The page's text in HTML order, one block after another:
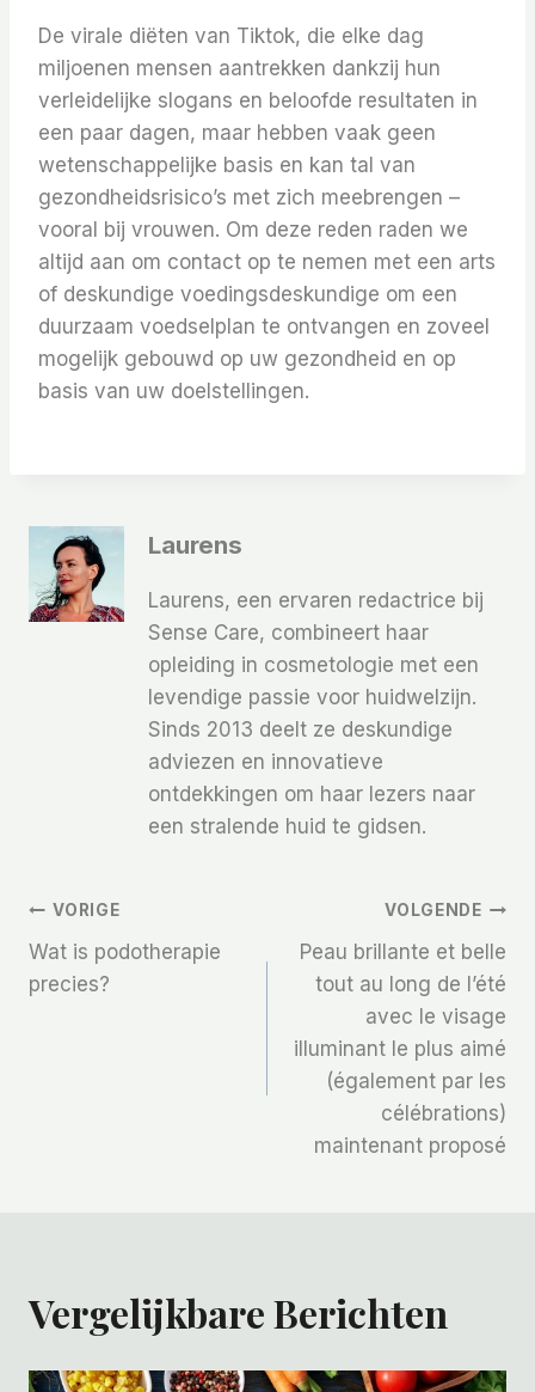
De virale diëten van Tiktok, die elke dag
miljoenen mensen aantrekken dankzij hun
verleidelijke slogans en beloofde resultaten in
een paar dagen, maar hebben vaak geen
wetenschappelijke basis en kan tal van
gezondheidsrisico’s met zich meebrengen –
vooral bij vrouwen. Om deze reden raden we
altijd aan om contact op te nemen met een arts
of deskundige voedingsdeskundige om een ​​
duurzaam voedselplan te ontvangen en zoveel
mogelijk gebouwd op uw gezondheid en op
basis van uw doelstellingen.
Laurens
Laurens, een ervaren redactrice bij
Sense Care, combineert haar
opleiding in cosmetologie met een
levendige passie voor huidwelzijn.
Sinds 2013 deelt ze deskundige
adviezen en innovatieve
ontdekkingen om haar lezers naar
een stralende huid te gidsen.
Bericht
Navigatie
VORIGE
Wat is podotherapie
precies?
VOLGENDE
Peau brillante et belle
tout au long de l’été
avec le visage
illuminant le plus aimé
(également par les
célébrations)
maintenant proposé
Vergelijkbare Berichten